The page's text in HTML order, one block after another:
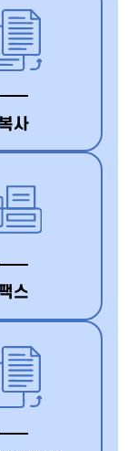
복사
팩스